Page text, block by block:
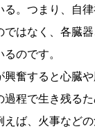
。つまり、自
はなく、各臓
のです。
奮すると心臓や
過程で生き残る
ば、火事などの